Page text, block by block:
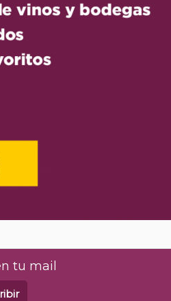
tu mail